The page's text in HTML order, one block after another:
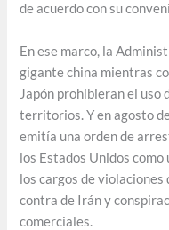
de acuerdo con su
En ese marco, la
gigante china mientras
Japón prohibieran el uso
territorios. Y en agosto
emitía una orden de
los Estados Unidos
los cargos de violaciones
contra de Irán y
comerciales.